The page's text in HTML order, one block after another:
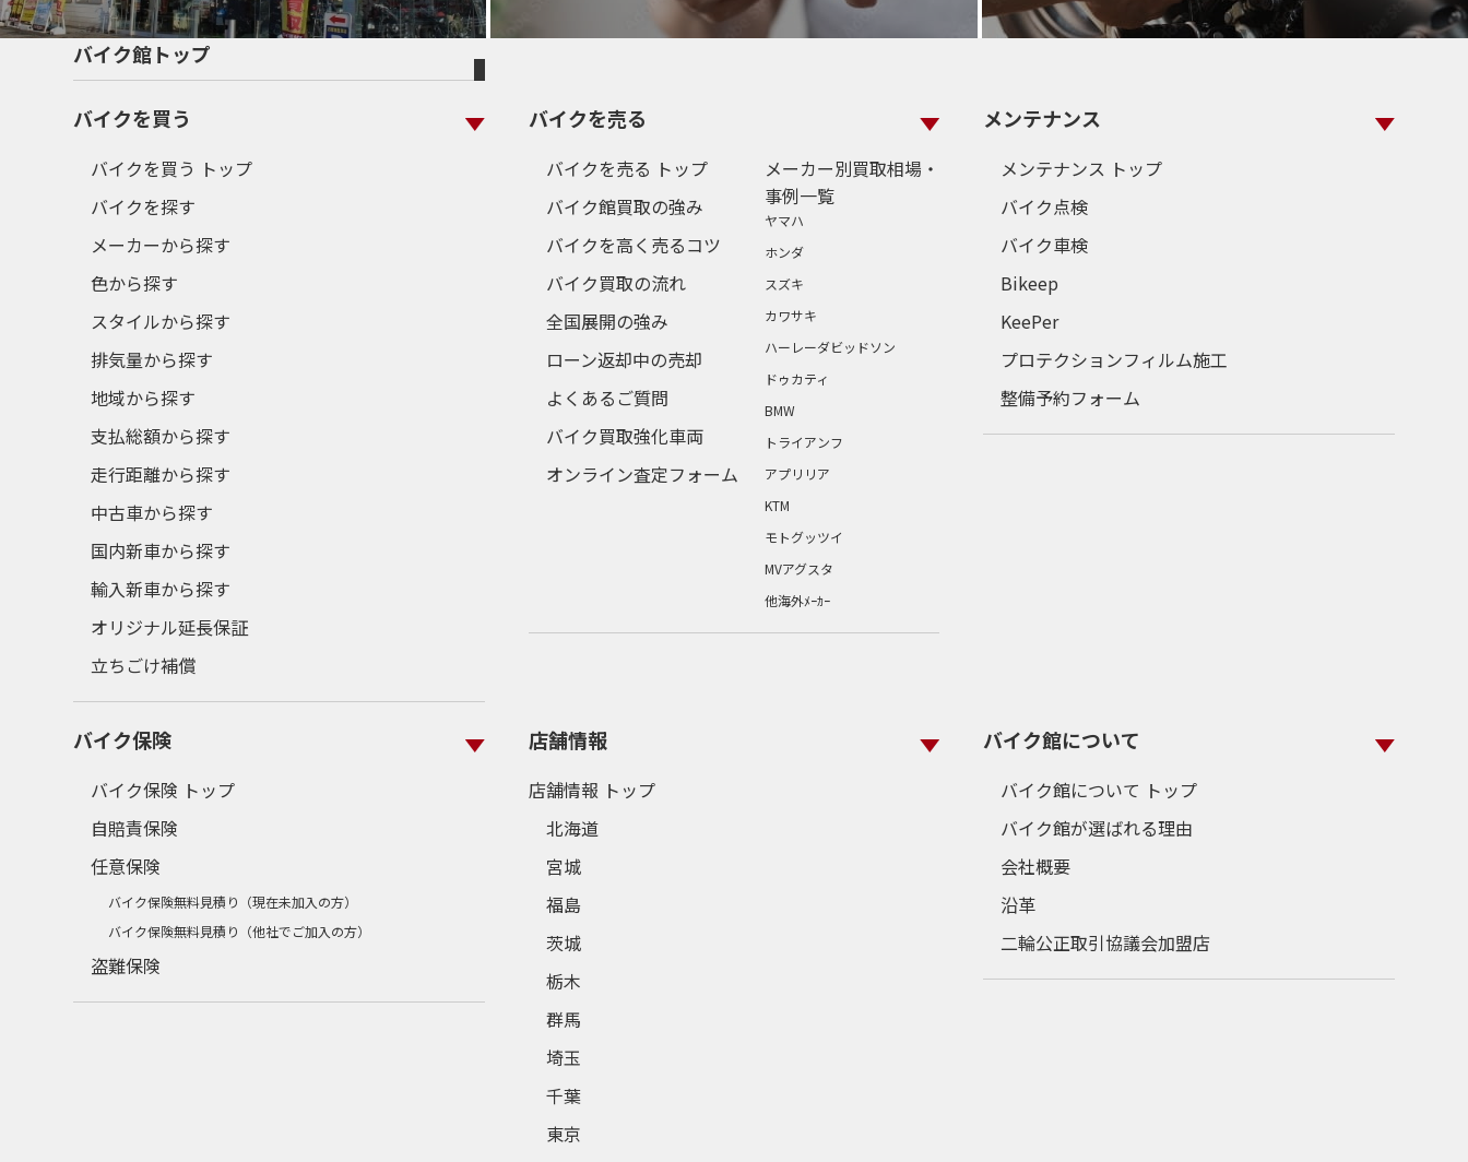
バイク館トップ
バイクを買う
バイクを買う トップ
バイクを探す
メーカーから探す
色から探す
スタイルから探す
排気量から探す
地域から探す
支払総額から探す
走行距離から探す
中古車から探す
国内新車から探す
輸入新車から探す
オリジナル延長保証
立ちごけ補償
バイクを売る
バイクを売る トップ
バイク館買取の強み
バイクを高く売るコツ
バイク買取の流れ
全国展開の強み
ローン返却中の売却
よくあるご質問
バイク買取強化車両
オンライン査定フォーム
メーカー別買取相場・
事例一覧
ヤマハ
ホンダ
スズキ
カワサキ
ハーレーダビッドソン
ドゥカティ
BMW
トライアンフ
アプリリア
KTM
モトグッツイ
MVアグスタ
他海外ﾒｰｶｰ
メンテナンス
メンテナンス トップ
バイク点検
バイク車検
Bikeep
KeePer
プロテクションフィルム施工
整備予約フォーム
バイク保険
バイク保険 トップ
自賠責保険
任意保険
バイク保険無料見積り（現在未加入の方）
バイク保険無料見積り（他社でご加入の方）
盗難保険
店舗情報
店舗情報 トップ
北海道
宮城
福島
茨城
栃木
群馬
埼玉
千葉
東京
バイク館について
バイク館について トップ
バイク館が選ばれる理由
会社概要
沿革
二輪公正取引協議会加盟店